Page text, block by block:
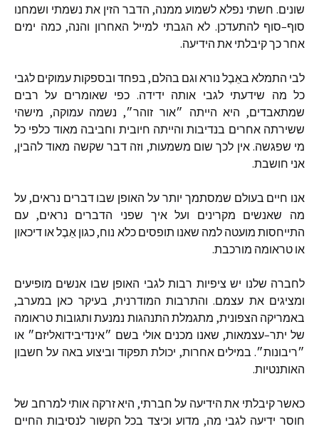
שונים. חשתי נפלא לשמוע ממנה, הדבר הזין את נשמתי ושמחנו
סוף–סוף להתעדכן. לא הגבתי למייל האחרון והנה,כמה ימים
אחרכךקיבלתי את הידיעה.
לבי התמלא באֵבֶל נורא וגם בהלם, בפחד ובספקותעמוקים לגבי
כל מה שידעתי לגבי אותה ידידה. כפי שאומרים על רבים
שמתאבדים, היא הייתה ״אור זוהר״, נשמה עמוקה, מישהי
ששירתה אחרים בנדיבות והייתה חיובית וחביבה מאוד כלפי כל
מי שפגשה.אין לכך שום משמעות, וזה דבר שקשה מאוד להבין,
אני חושבת.
אנו חיים בעולם שמסתמך יותר על האופן שבו דברים נראים, על
מה
שאנשים מקרינים ועל איך שפני הדברים נראים, עם
התייחסות מועטה למה שאנו תופסים כלא נוח,כגון אֵבֶלאו דיכאון
או טראומה מורכבת.
לחברה שלנו יש ציפיות רבות לגבי האופן שבו אנשים מופיעים
ומציגים את עצמם. והתרבות המודרנית, בעיקר כאן במערב,
באמריקה הצפונית, מתגמלת התנהגות נמנעת ותגובות טראומה
של יתר–עצמאות, שאנו מכנים אולי בשם ״אינדיבידואליזם״ או
״ריבונות״. במילים אחרות, יכולת תפקוד וביצוע באה על חשבון
האותנטיות.
כאשרקיבלתי את הידיעה על חברתי, היאזרקה אותי למרחב של
חוסר ידיעה לגבי מה, מדוע וכיצד בכל הקשור לנסיבות החיים